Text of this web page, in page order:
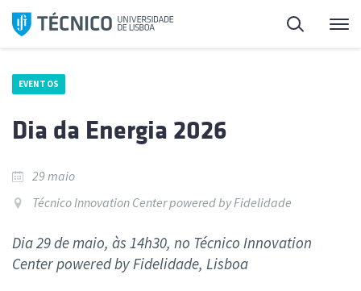
Saltar
para
Pesquisa
EVENTOS
Dia da Energia 2026
29 maio
Técnico Innovation Center powered by Fidelidade
Dia 29 de maio, às 14h30, no Técnico Innovation
Center powered by Fidelidade, Lisboa